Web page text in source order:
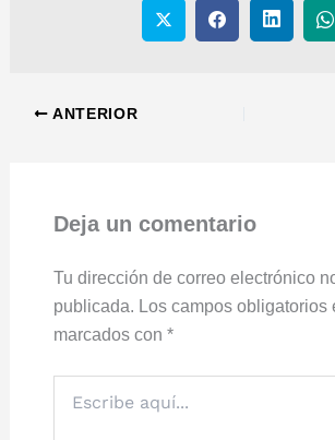
ANTERIOR
Deja un comentario
Tu dirección de correo electrónico
publicada. Los campos obligatorios
marcados con *
aquí...